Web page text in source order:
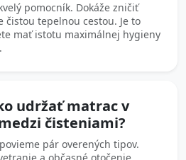
pomocník. Dokáže zničiť
čistou tepelnou cestou. Je to
mať istotu maximálnej hygieny
udržať matrac v
čisteniami?
pár overených tipov.